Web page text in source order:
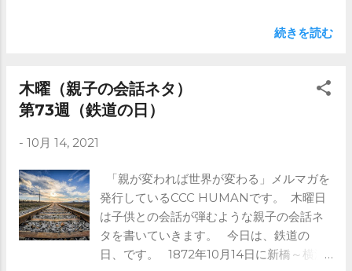
の転換力では『中間を考える』ということ
遊ぶなど、 中間を考えると新しアイデアが
浮かぶかもしれません。 これは多面的に
捉えることと、 それによる良い面を見つけ
る』ということを やってみましょう。 前回
の中間とは逆になります。 外側とはどうい
うことでしょう。 前回の例をさらに使いま
しょう。 500mlのペットボトルと 1000ml
のペットボトルで悩んだら、 中間の750ml
続きを読む
木曜（親子の会話ネタ）
第73週（鉄道の日）
- 10月 14, 2021
「親が変われば世界が変わる」メルマガを
発行しているCCC HUMANです。 木曜日
は子供との会話が弾むような親子の会話ネ
タを書いていきます。 今日は、鉄道の
日、です。 1872年10月14日に新橋～横浜